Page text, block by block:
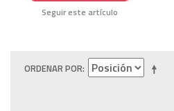
Seguir este artículo
ORDENAR POR